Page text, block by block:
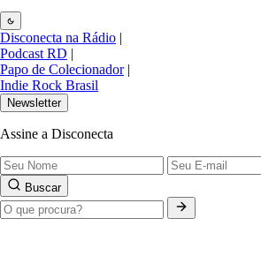
Disconecta na Rádio |
Podcast RD |
Papo de Colecionador |
Indie Rock Brasil
Newsletter
Assine a Disconecta
Buscar